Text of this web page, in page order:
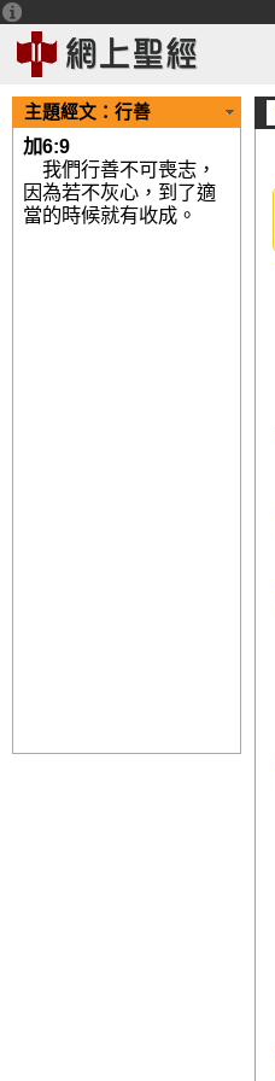
主題經文： 行善
加6:9
我們行善不可喪志，
因為若不灰心，到了適
當的時候就有收成。